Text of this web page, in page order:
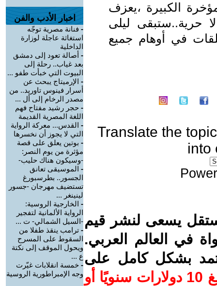
الكبيرة ،يعزف
حرية..ستبقى ليلى
في أوهام جميع
Translate the topic
into
يسعى لنشر قيم
في العالم العربي.
بشكل كامل على
ساهم/ي معنا! بدعمكم بمبلغ 10 دولارات سنويًا أو
اخبار الأدب والفن
- فنانة مصرية توجّه
استغاثة عاجلة لوزارة
الداخلية
- أصالة تعود إلى دمشق
بعد غياب.. رحلة إلى
البيوت التي خبأت طفو ...
- الإرميتاج يبحث عن
أسرار فينوس تاوريد.. من
مصدر الرخام إلى أل ...
- حجر رشيد مفتاح فهم
اللغة المصرية القديمة
- القدس... معركة الرواية
التي لا يجوز أن نخسرها
- بوتين يعلق على قصة
مؤثرة من يوم النصر:
-وسيكون هناك حليب-
- الموسيقى تعانق
الجسور.. بطرسبورغ
تستضيف مهرجان -جسور
لينينغر ...
- الخارجية الروسية:
الرواية الألمانية لتفجير
-السيل الشمالي- ت ...
- ترامب ينقذ طفلا من
السقوط على المسرح
ويحول الموقف إلى نكتة
ع ...
- خمسة انقلابات غيّرت
وجه الإمبراطورية الروسية